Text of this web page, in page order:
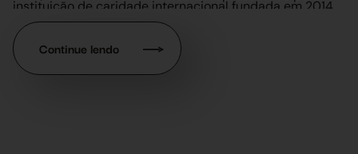
árvore composta pelas alavancas que utilizamos na
reparação a frio, um método que envolve ferramentas
de engenharia e o conhecimento técnico dos
operadores da BallSystem”, explica Carlo Mottola,
instituição de caridade internacional fundada em 2014
com a missão de plantar árvores em todo o mundo
pelos inúmeros efeitos positivos que têm no ambiente,
absorvendo CO2, emitindo oxigénio, combatendo a
Continue lendo